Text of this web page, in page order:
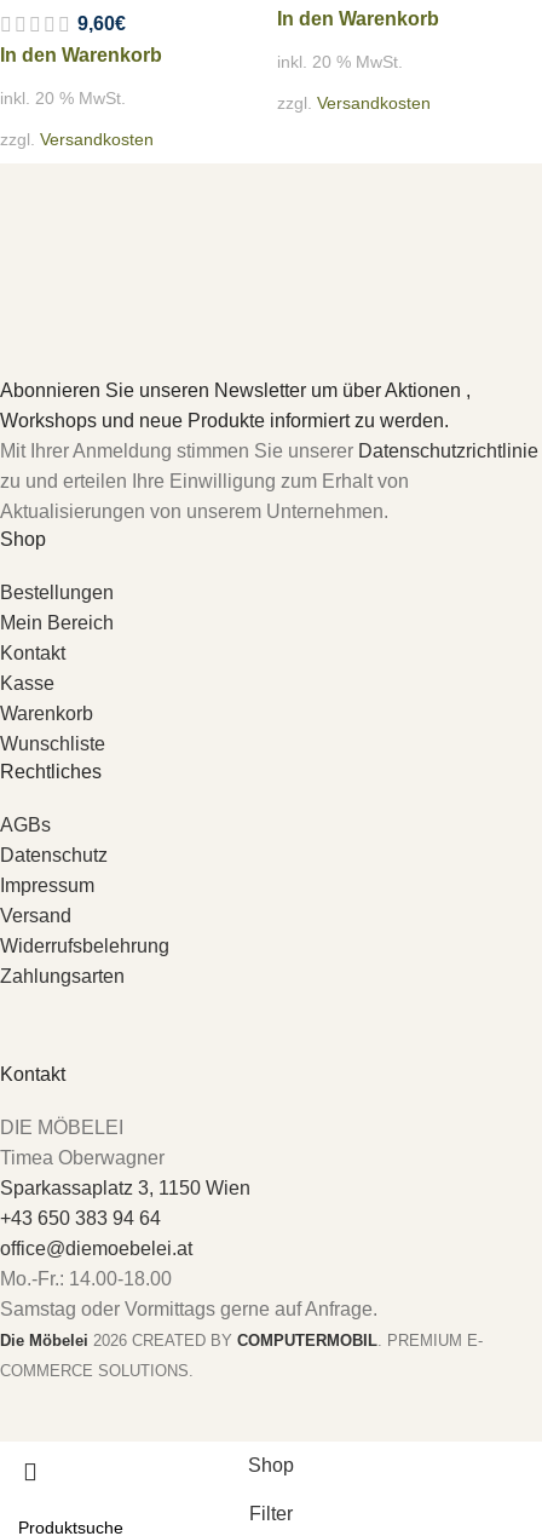
9,60€
In den Warenkorb
inkl. 20 % MwSt.
zzgl. Versandkosten
In den Warenkorb
inkl. 20 % MwSt.
zzgl. Versandkosten
Abonnieren Sie unseren Newsletter um über Aktionen ,
Workshops und neue Produkte informiert zu werden.
Mit Ihrer Anmeldung stimmen Sie unserer Datenschutzrichtlinie
zu und erteilen Ihre Einwilligung zum Erhalt von
Aktualisierungen von unserem Unternehmen.
Shop
Bestellungen
Mein Bereich
Kontakt
Kasse
Warenkorb
Wunschliste
Rechtliches
AGBs
Datenschutz
Impressum
Versand
Widerrufsbelehrung
Zahlungsarten
Kontakt
DIE MÖBELEI
Timea Oberwagner
Sparkassaplatz 3, 1150 Wien
+43 650 383 94 64
office@diemoebelei.at
Mo.-Fr.: 14.00-18.00
Samstag oder Vormittags gerne auf Anfrage.
Die Möbelei 2026 CREATED BY COMPUTERMOBIL . PREMIUM E-
COMMERCE SOLUTIONS.
Shop
Filter